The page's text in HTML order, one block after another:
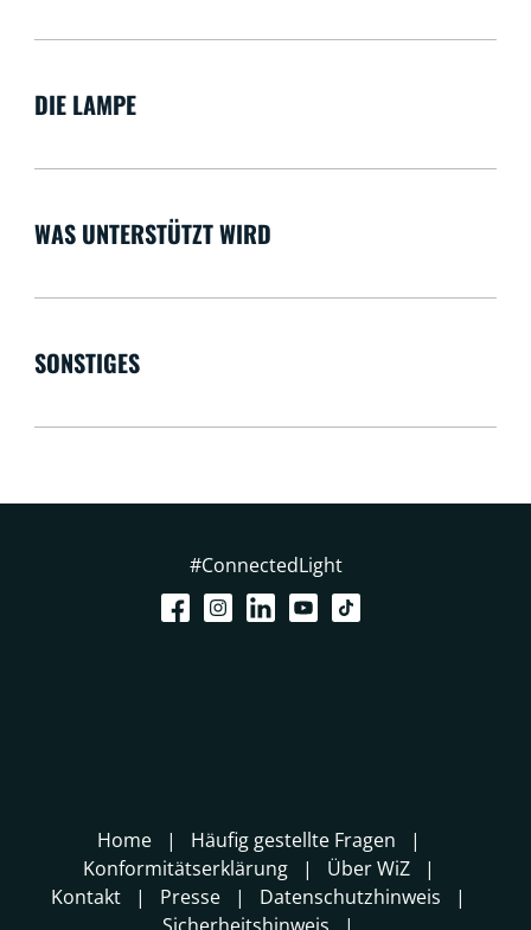
DIE LAMPE
WAS UNTERSTÜTZT WIRD
SONSTIGES
#ConnectedLight
Home
Häufig gestellte Fragen
Konformitätserklärung
Über WiZ
Kontakt
Presse
Datenschutzhinweis